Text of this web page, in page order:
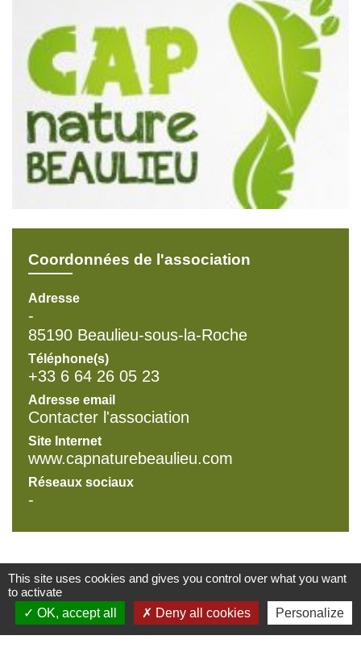
Coordonnées de l'association
Adresse
-
85190 Beaulieu-sous-la-Roche
Téléphone(s)
+33 6 64 26 05 23
Adresse email
Contacter l'association
Site Internet
www.capnaturebeaulieu.com
Réseaux sociaux
-
Contacts mairie
This site uses cookies and gives you control over what you want
to activate
OK, accept all
Deny all cookies Personalize